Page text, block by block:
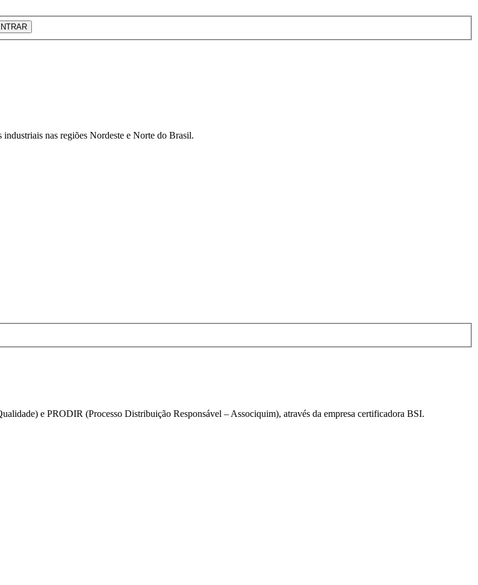
nas regiões Nordeste e Norte do Brasil.
e PRODIR (Processo Distribuição Responsável – Associquim), através da empresa certificadora BSI.